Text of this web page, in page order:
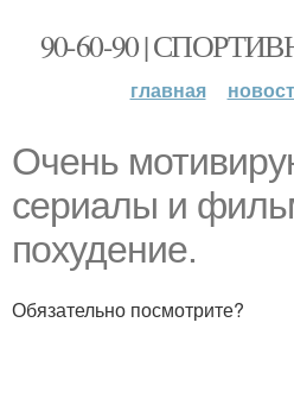
90-60-90 |
главная
Очень
сериалы и
похудение.
Обязательно посмотрите?